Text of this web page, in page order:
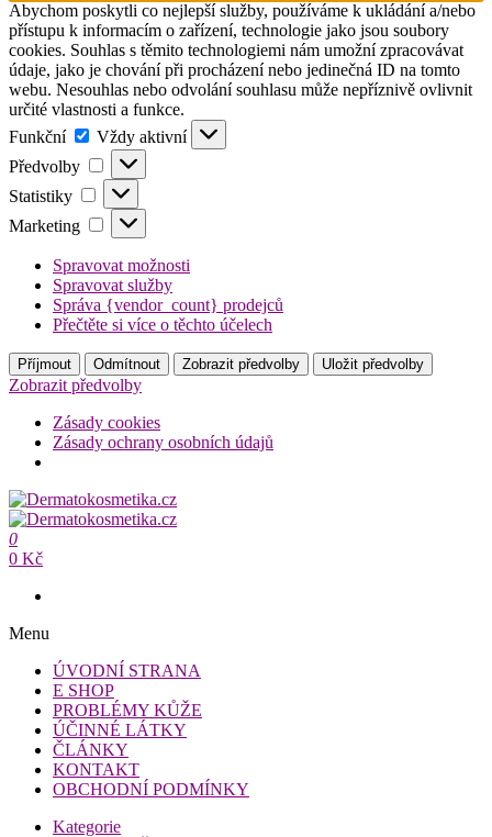
Abychom poskytli co nejlepší služby, používáme k ukládání a/nebo
přístupu k informacím o zařízení, technologie jako jsou soubory
cookies. Souhlas s těmito technologiemi nám umožní zpracovávat
údaje, jako je chování při procházení nebo jedinečná ID na tomto
webu. Nesouhlas nebo odvolání souhlasu může nepříznivě ovlivnit
určité vlastnosti a funkce.
Funkční
Funkční
Vždy aktivní
Předvolby
Předvolby
Statistiky Statistiky
Marketing Marketing
Spravovat možnosti
Spravovat služby
Správa {vendor_count} prodejců
Přečtěte si více o těchto účelech
Příjmout Odmítnout Zobrazit předvolby Uložit předvolby
Zobrazit předvolby
Zásady cookies
Zásady ochrany osobních údajů
Přeskočit
na
obsah
Dermatokosmetika.cz
Dermatokosmetika.cz
0
0 Kč
Menu
ÚVODNÍ STRANA
E SHOP
PROBLÉMY KŮŽE
ÚČINNÉ LÁTKY
ČLÁNKY
KONTAKT
OBCHODNÍ PODMÍNKY
Kategorie